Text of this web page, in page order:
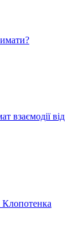
взаємодії від